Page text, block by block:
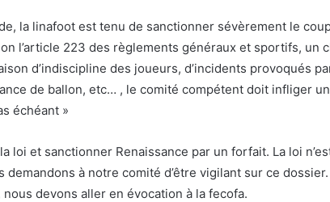
la linafoot est tenu de sanctionner sévèrement le
l’article 223 des règlements généraux et sportifs, un
d’indiscipline des joueurs, d’incidents provoqués
de ballon, etc… , le comité compétent doit infliger
échéant »
loi et sanctionner Renaissance par un forfait. La loi
à notre comité d’être vigilant sur ce
devons aller en évocation à la fecofa.